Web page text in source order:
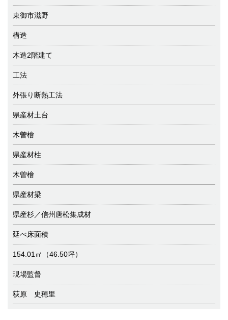
東御市滋野
構造
木造2階建て
工法
外張り断熱工法
県産材土台
木曽檜
県産材柱
木曽檜
県産材梁
県産杉／信州唐松集成材
延べ床面積
154.01㎡（46.50坪）
現場監督
荻原 史穂里